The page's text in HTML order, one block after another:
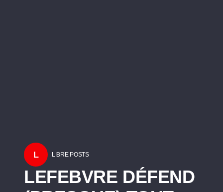
L LIBRE POSTS
LEFEBVRE DÉFEND